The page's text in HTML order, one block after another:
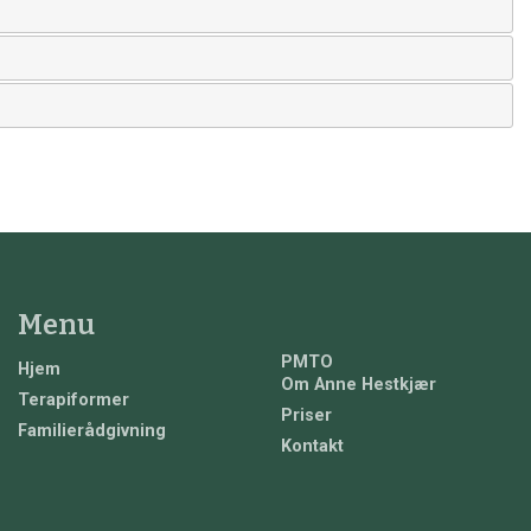
Menu
Hjem
Terapiformer
Familierådgivning
PMTO
Om Anne Hestkjær
Priser
Kontakt